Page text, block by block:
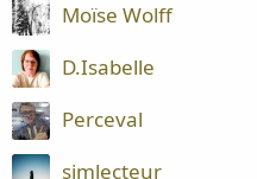
Moïse Wolff
D.Isabelle
Perceval
simlecteur